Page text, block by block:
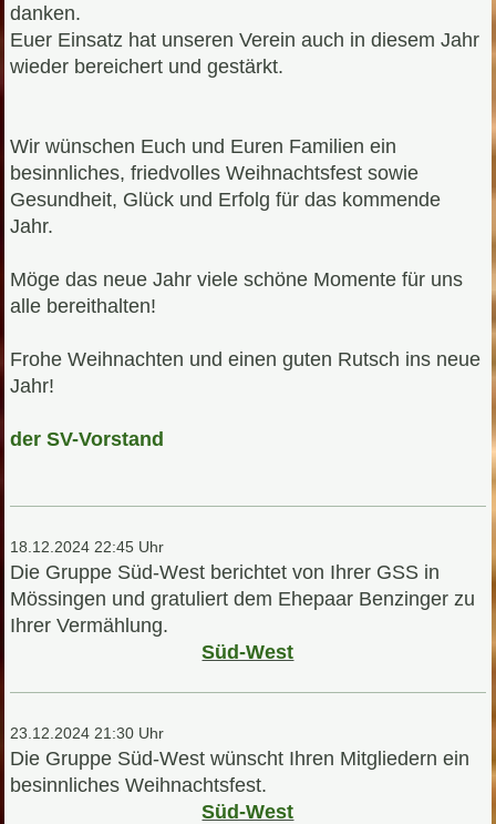
danken.
Euer Einsatz hat unseren Verein auch in diesem Jahr
wieder bereichert und gestärkt.
Wir wünschen Euch und Euren Familien ein
besinnliches, friedvolles Weihnachtsfest sowie
Gesundheit, Glück und Erfolg für das kommende
Jahr.
Möge das neue Jahr viele schöne Momente für uns
alle bereithalten!
Frohe Weihnachten und einen guten Rutsch ins neue
Jahr!
der SV-Vorstand
18.12.2024 22:45 Uhr
Die Gruppe Süd-West berichtet von Ihrer GSS in
Mössingen und gratuliert dem Ehepaar Benzinger zu
Ihrer Vermählung.
Süd-West
23.12.2024 21:30 Uhr
Die Gruppe Süd-West wünscht Ihren Mitgliedern ein
besinnliches Weihnachtsfest.
Süd-West